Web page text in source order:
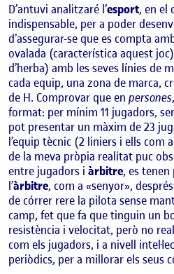
D’antuvi analitzaré l’esport, en el
indispensable, per a poder
d’assegurar-se que es compta
ovalada (característica aquest
d’herba) amb les seves línies de
cada equip, una zona de marca,
de H. Comprovar que en persones
format: per mínim 11 jugadors,
pot presentar un màxim de 23
l’equip tècnic (2 liniers i ells com a
de la meva pròpia realitat puc
entre jugadors i àrbitre, es tenen
l’àrbitre, com a «senyor»,
de córrer rere la pilota sense
camp, fet que fa que tinguin un
resistència i velocitat, però no
com els jugadors, i a nivell
periòdics, per a millorar els seus